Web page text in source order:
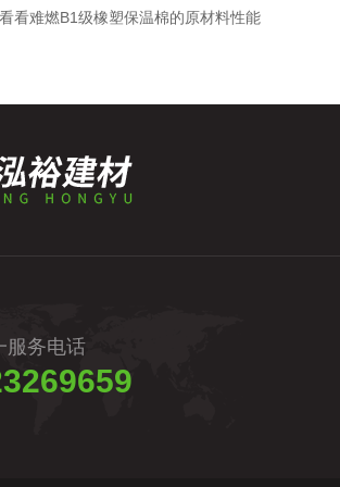
看难燃B1级橡塑保温棉的原材料性能
服务电话